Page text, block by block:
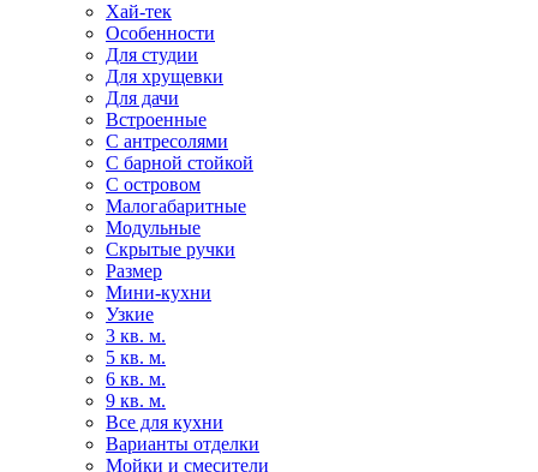
Хай-тек
Особенности
Для студии
Для хрущевки
Для дачи
Встроенные
С антресолями
С барной стойкой
С островом
Малогабаритные
Модульные
Скрытые ручки
Размер
Мини-кухни
Узкие
3 кв. м.
5 кв. м.
6 кв. м.
9 кв. м.
Все для кухни
Варианты отделки
Мойки и смесители